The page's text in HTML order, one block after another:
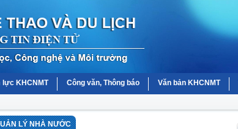
lực KHCNMT Công văn, Thông báo Văn bản KHCNMT
LÝ NHÀ NƯỚC